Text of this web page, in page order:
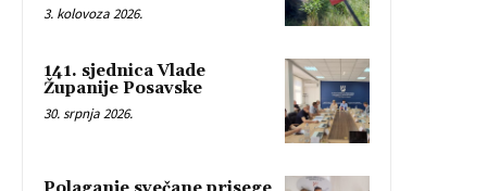
3. kolovoza 2026.
141. sjednica Vlade
Županije Posavske
30. srpnja 2026.